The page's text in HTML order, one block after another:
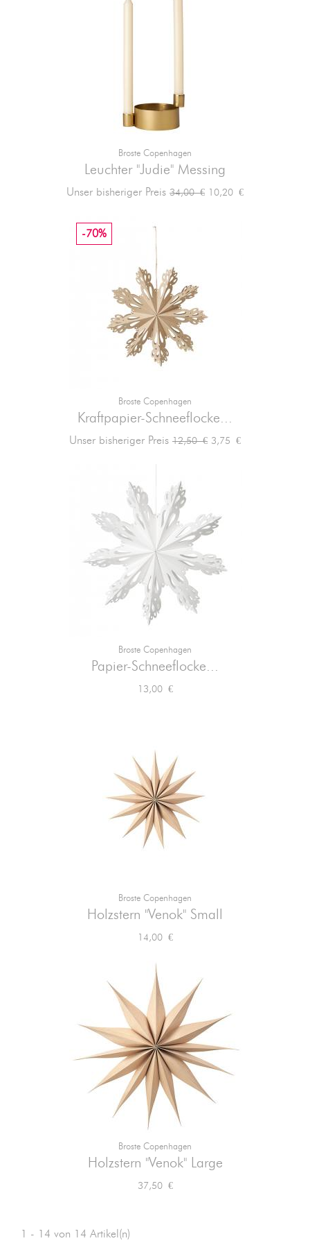
Broste Copenhagen
Leuchter "Judie" Messing
Unser bisheriger Preis Verkaufspreis
34,00 € Preis
10,20 €
Broste Copenhagen
Kraftpapier-Schneeflocke...
Unser bisheriger Preis Verkaufspreis
12,50 €
-70%
Preis
3,75 €
Broste Copenhagen
Papier-Schneeflocke...
Preis
13,00 €
Broste Copenhagen
Holzstern "Venok" Small
Preis
14,00 €
Broste Copenhagen
Holzstern "Venok" Large
Preis
37,50 €
1 - 14 von 14 Artikel(n)